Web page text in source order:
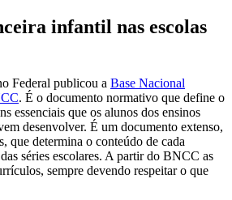
infantil nas escolas
Federal publicou a Base Nacional
. É o documento normativo que define o
essenciais que os alunos dos ensinos
desenvolver. É um documento extenso,
que determina o conteúdo de cada
séries escolares. A partir do BNCC as
sempre devendo respeitar o que